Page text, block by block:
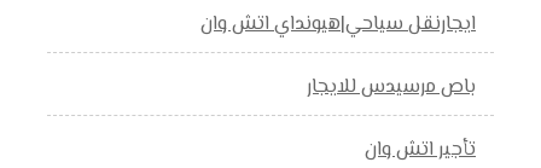
ايجارنقل سياحي|هيونداي اتش وان
باص مرسيدس للايجار
تأجير اتش وان